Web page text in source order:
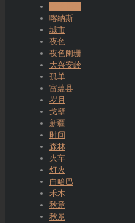
喀纳斯
城市
夜色
夜色阑珊
大兴安岭
孤单
富蕴县
岁月
戈壁
新疆
时间
森林
火车
灯火
白哈巴
禾木
秋意
秋景